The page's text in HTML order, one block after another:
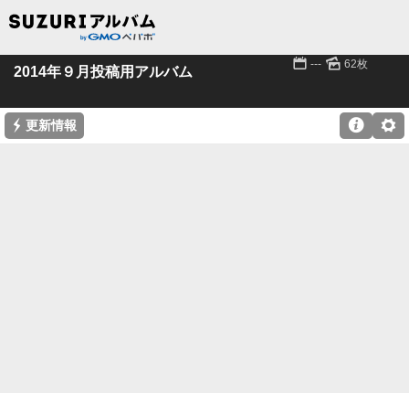
2014年９月投稿用アルバム 📅 --- 🌄 62枚
⚡ 更新情報 ⚙
